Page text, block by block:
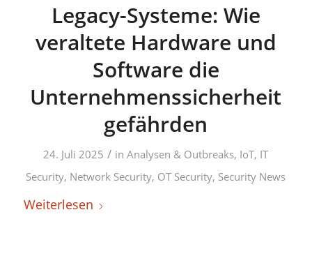
Legacy-Systeme: Wie
veraltete Hardware und
Software die
Unternehmenssicherheit
gefährden
24. Juli 2025 / inAnalysen & Outbreaks, IoT, IT
Security, Network Security, OT Security, Security News
Weiterlesen